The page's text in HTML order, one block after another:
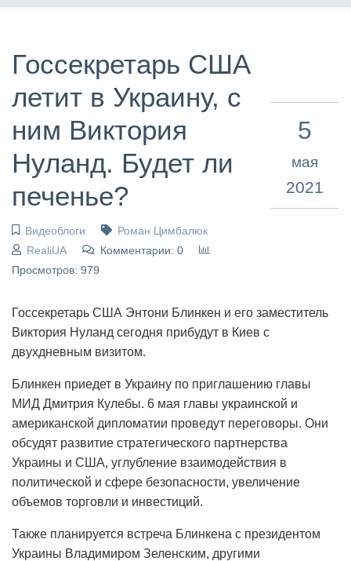
Госсекретарь США
летит в Украину, с
ним Виктория
Нуланд. Будет ли
печенье?
Видеоблоги
Роман Цимбалюк
RealiUA
Комментарии: 0
Просмотров: 979
5
мая
2021
Госсекретарь США Энтони Блинкен и его заместитель
Виктория Нуланд сегодня прибудут в Киев с
двухдневным визитом.
Блинкен приедет в Украину по приглашению главы
МИД Дмитрия Кулебы. 6 мая главы украинской и
американской дипломатии проведут переговоры. Они
обсудят развитие стратегического партнерства
Украины и США, углубление взаимодействия в
политической и сфере безопасности, увеличение
объемов торговли и инвестиций.
Также планируется встреча Блинкена с президентом
Украины Владимиром Зеленским, другими